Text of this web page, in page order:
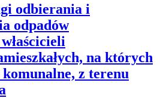
odbierania i
odpadów
na których
z terenu